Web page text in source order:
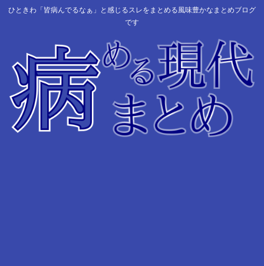
ひときわ「皆病んでるなぁ」と感じるスレをまとめる風味豊かなまとめブログ
です